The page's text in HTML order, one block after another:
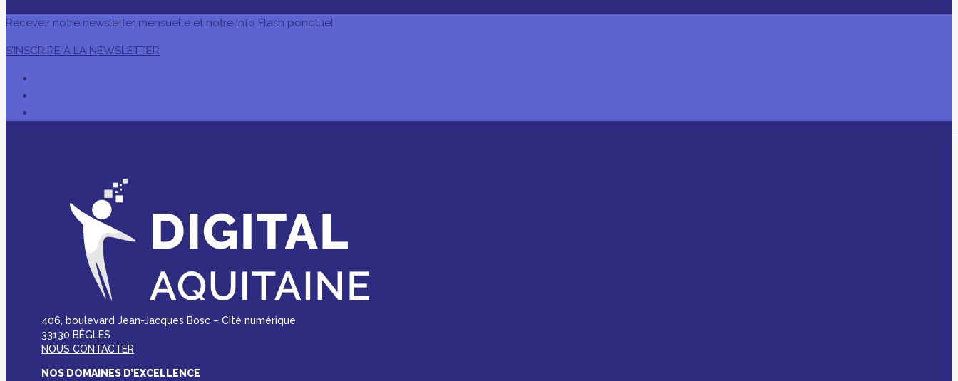
Recevez notre newsletter mensuelle et notre Info Flash ponctuel
S’INSCRIRE À LA NEWSLETTER
406, boulevard Jean-Jacques Bosc – Cité numérique
33130 BÈGLES
NOUS CONTACTER
NOS DOMAINES D’EXCELLENCE